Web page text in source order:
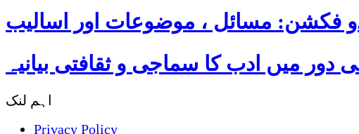
فکشن: مسائل ، موضوعات اور اسالیب
دور میں ادب کا سماجی و ثقافتی بیانیہ
اہم لنک
Privacy Policy